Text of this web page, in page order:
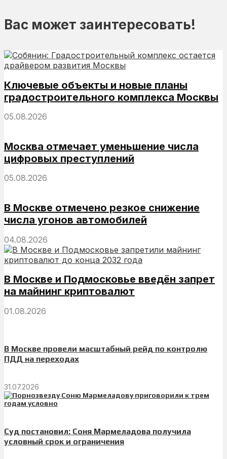
Вас может заинтересовать!
Ключевые объекты и новые планы
градостроительного комплекса Москвы
05.08.2026
Москва отмечает уменьшение числа
цифровых преступлений
05.08.2026
В Москве отмечено резкое снижение
числа угонов автомобилей
04.08.2026
В Москве и Подмосковье введён запрет
на майнинг криптовалют
01.08.2026
В Москве провели масштабный рейд по контролю
ПДД на переходах
31.07.2026
Суд постановил: Соня Мармеладова получила
условный срок и ограничения